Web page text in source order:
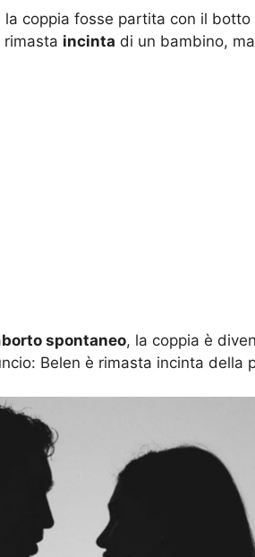
coppia fosse partita con il
rimasta incinta di un bambino,
borto spontaneo, la coppia è
Belen è rimasta incinta della